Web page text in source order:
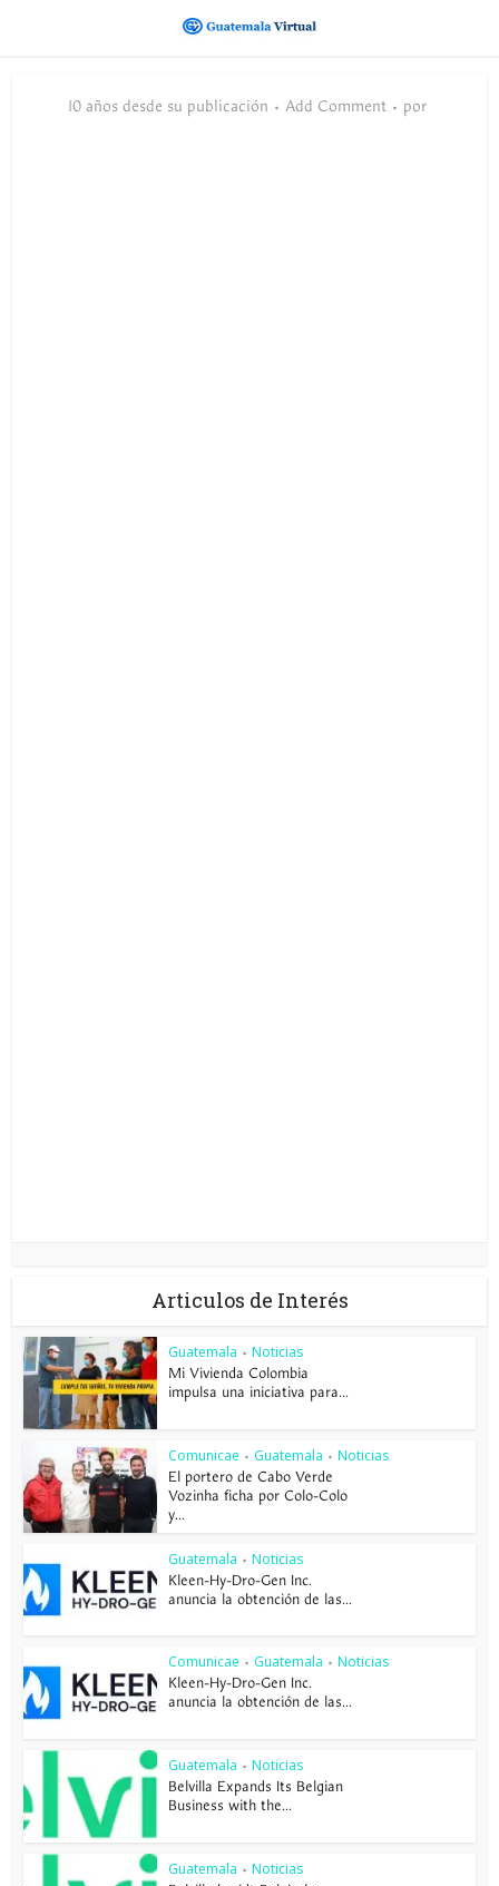
10 años desde su publicación Add Comment por
Articulos de Interés
Guatemala • Noticias
Mi Vivienda Colombia
impulsa una iniciativa para...
Comunicae • Guatemala • Noticias
El portero de Cabo Verde
Vozinha ficha por Colo-Colo
y...
Guatemala • Noticias
Kleen-Hy-Dro-Gen Inc.
anuncia la obtención de las...
Comunicae • Guatemala • Noticias
Kleen-Hy-Dro-Gen Inc.
anuncia la obtención de las...
Guatemala • Noticias
Belvilla Expands Its Belgian
Business with the...
Guatemala • Noticias